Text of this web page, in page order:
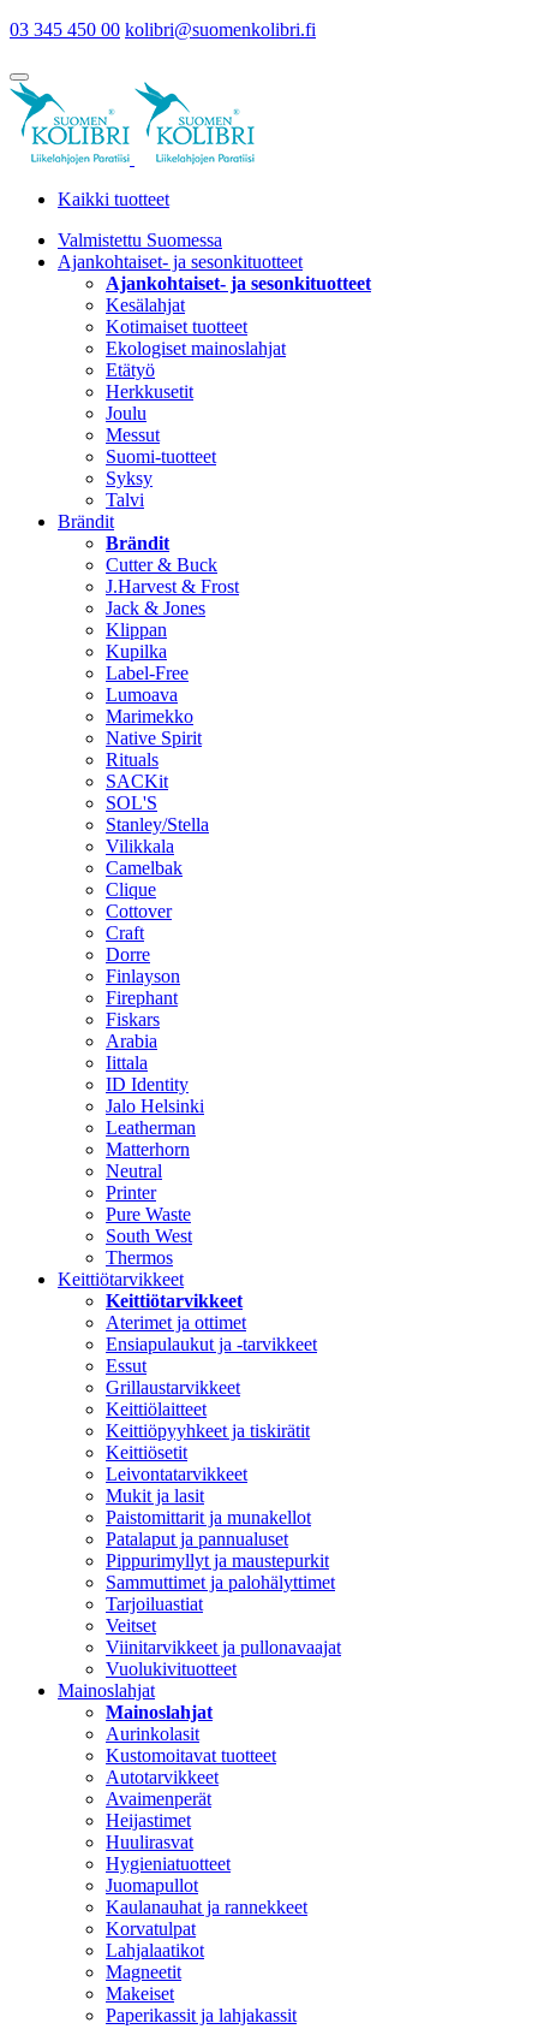
03 345 450 00 kolibri@suomenkolibri.fi
Kaikki tuotteet
Valmistettu Suomessa
Ajankohtaiset- ja sesonkituotteet
Ajankohtaiset- ja sesonkituotteet
Kesälahjat
Kotimaiset tuotteet
Ekologiset mainoslahjat
Etätyö
Herkkusetit
Joulu
Messut
Suomi-tuotteet
Syksy
Talvi
Brändit
Brändit
Cutter & Buck
J.Harvest & Frost
Jack & Jones
Klippan
Kupilka
Label-Free
Lumoava
Marimekko
Native Spirit
Rituals
SACKit
SOL'S
Stanley/Stella
Vilikkala
Camelbak
Clique
Cottover
Craft
Dorre
Finlayson
Firephant
Fiskars
Arabia
Iittala
ID Identity
Jalo Helsinki
Leatherman
Matterhorn
Neutral
Printer
Pure Waste
South West
Thermos
Keittiötarvikkeet
Keittiötarvikkeet
Aterimet ja ottimet
Ensiapulaukut ja -tarvikkeet
Essut
Grillaustarvikkeet
Keittiölaitteet
Keittiöpyyhkeet ja tiskirätit
Keittiösetit
Leivontatarvikkeet
Mukit ja lasit
Paistomittarit ja munakellot
Patalaput ja pannualuset
Pippurimyllyt ja maustepurkit
Sammuttimet ja palohälyttimet
Tarjoiluastiat
Veitset
Viinitarvikkeet ja pullonavaajat
Vuolukivituotteet
Mainoslahjat
Mainoslahjat
Aurinkolasit
Kustomoitavat tuotteet
Autotarvikkeet
Avaimenperät
Heijastimet
Huulirasvat
Hygieniatuotteet
Juomapullot
Kaulanauhat ja rannekkeet
Korvatulpat
Lahjalaatikot
Magneetit
Makeiset
Paperikassit ja lahjakassit